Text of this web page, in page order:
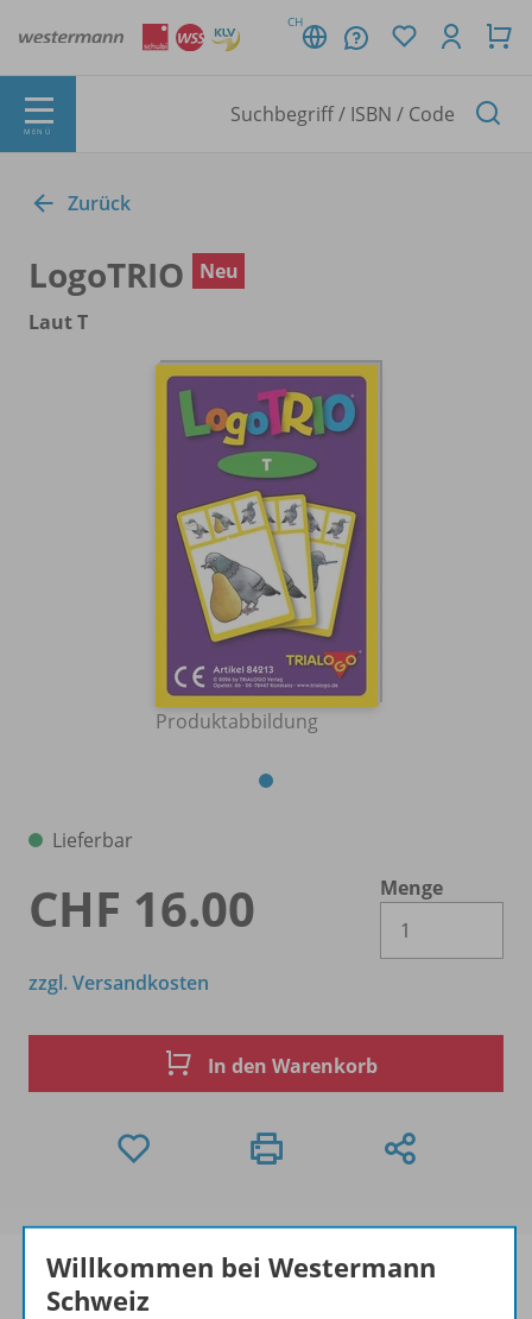
CH
MENÜ
Zurück
LogoTRIO
Neu
Laut T
Produktabbildung
Lieferbar
CHF 16.00
Menge
zzgl. Versandkosten
In den Warenkorb
Willkommen bei Westermann
Schweiz